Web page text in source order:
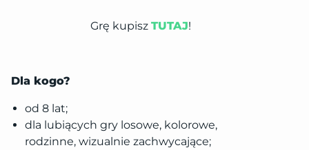
Grę kupisz TUTAJ!
Dla kogo?
od 8 lat;
dla lubiących gry losowe, kolorowe,
rodzinne, wizualnie zachwycające;